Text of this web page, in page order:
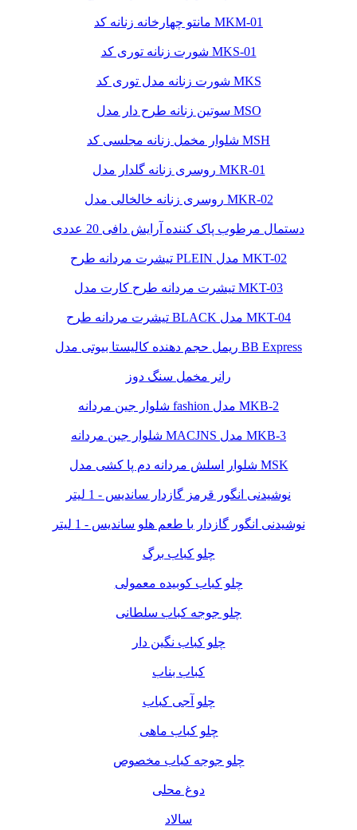
مانتو چهارخانه زنانه کد MKM-01
شورت زنانه توری کد MKS-01
شورت زنانه مدل توری کد MKS
سوتین زنانه طرح دار مدل MSO
شلوار مخمل زنانه مجلسی کد MSH
روسری زنانه گلدار مدل MKR-01
روسری زنانه خالخالی مدل MKR-02
دستمال مرطوب پاک کننده آرایش دافی 20 عددی
تیشرت مردانه طرح PLEIN مدل MKT-02
تیشرت مردانه طرح کارت مدل MKT-03
تیشرت مردانه طرح BLACK مدل MKT-04
ریمل حجم دهنده کالیستا بیوتی مدل BB Express
رانر مخمل سنگ دوز
شلوار جین مردانه fashion مدل MKB-2
شلوار جین مردانه MACJNS مدل MKB-3
شلوار اسلش مردانه دم پا کشی مدل MSK
نوشیدنی انگور قرمز گازدار ساندیس - 1 لیتر
نوشیدنی انگور گازدار با طعم هلو ساندیس - 1 لیتر
چلو کباب برگ
چلو کباب کوبیده معمولی
چلو جوجه کباب سلطانی
چلو کباب نگین دار
کباب بناب
چلو آجی کباب
چلو کباب ماهی
چلو جوجه کباب مخصوص
دوغ محلی
سالاد